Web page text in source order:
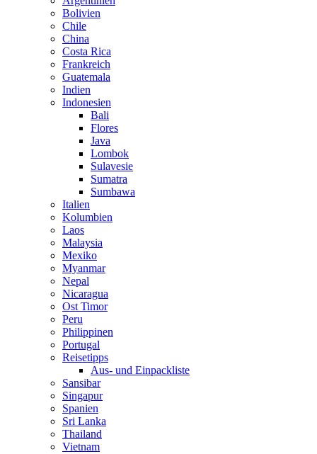
Bolivien
Chile
China
Costa Rica
Frankreich
Guatemala
Indien
Indonesien
Bali
Flores
Java
Lombok
Sulavesie
Sumatra
Sumbawa
Italien
Kolumbien
Laos
Malaysia
Mexiko
Myanmar
Nepal
Nicaragua
Ost Timor
Peru
Philippinen
Portugal
Reisetipps
Aus- und Einpackliste
Sansibar
Singapur
Spanien
Sri Lanka
Thailand
Vietnam